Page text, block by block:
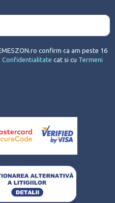
confirm ca am peste 16
Confidentialitate cat si cu Termeni